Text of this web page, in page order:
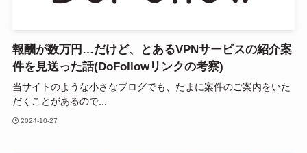
報酬が数万円…だけど、とあるVPNサービスの紹介案
件を見送った話(DoFollowリンクの考察)
当サイトのような小さなブログでも、たまに案件のご案内をいた
だくことがあるので...
2024-10-27